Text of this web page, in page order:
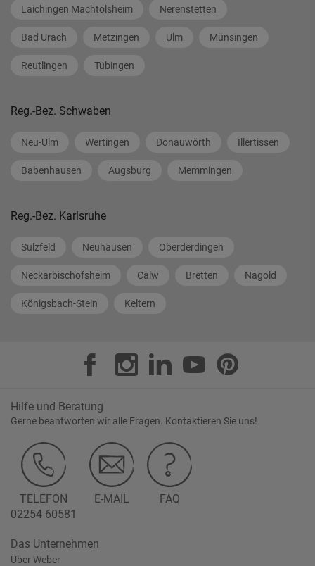
Laichingen Machtolsheim Nerenstetten
Bad Urach Metzingen Ulm Münsingen
Reutlingen Tübingen
Reg.-Bez. Schwaben
Neu-Ulm Wertingen Donauwörth Illertissen
Babenhausen Augsburg Memmingen
Reg.-Bez. Karlsruhe
Sulzfeld Neuhausen Oberderdingen
Neckarbischofsheim Calw Bretten Nagold
Königsbach-Stein Keltern
Hilfe und Beratung
Gerne beantworten wir alle Fragen. Kontaktieren Sie uns!
TELEFON
02254 60581
E-MAIL FAQ
Das Unternehmen
Über Weber